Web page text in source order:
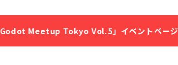
Godot Meetup Tokyo Vol.5」イベントページ